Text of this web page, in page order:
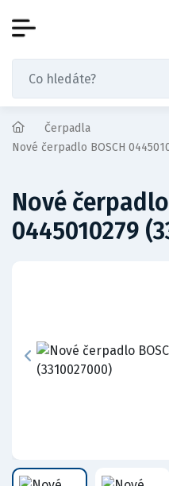
Čerpadla
Nové čerpadlo BOSCH
Nové čerpadlo
0445010279